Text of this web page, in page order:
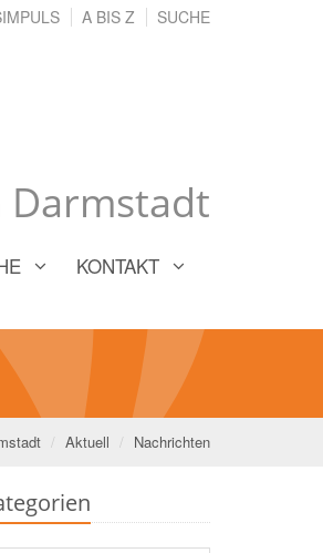
Darmstadt
A BIS Z SUCHE
KONTAKT
Aktuell Nachrichten